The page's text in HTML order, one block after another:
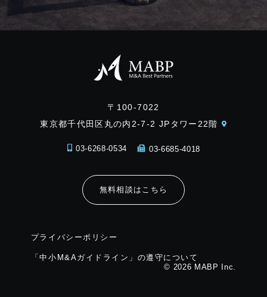
〒100-7022
東京都千代田区丸の内2-7-2 JPタワー22階
03-6268-0534 03-6685-4018
無料相談はこちら
プライバシーポリシー
「中小M&Aガイドライン」の遵守について
© 2026 MABP Inc.